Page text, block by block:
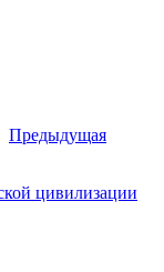
Предыдущая
цивилизации